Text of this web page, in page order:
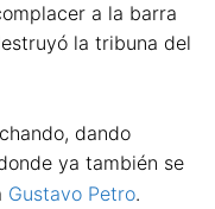
a la barra
la tribuna del
dando
ya también se
Gustavo Petro.